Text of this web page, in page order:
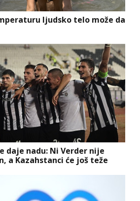
ljudsko telo može da
daje nadu: Ni Verder nije
a Kazahstanci će još teže